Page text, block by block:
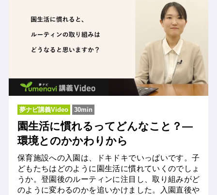
夢ナビ講義Video 30min
園生活に慣れるってどんなこと？―
環境とのかかわりから
保育施設への入園は、ドキドキでいっぱいです。子
どもたちはどのように園生活に慣れていくのでしょ
うか。登園後のルーティンに注目し、取り組みがど
のように変わるのかを追いかけました。入園直後や